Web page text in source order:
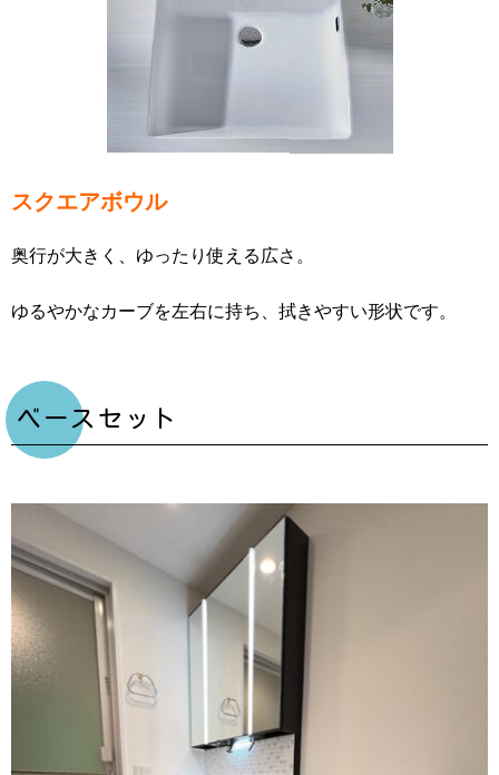
スクエアボウル
奥行が大きく、ゆったり使える広さ。
ゆるやかなカーブを左右に持ち、拭きやすい形状です。
ベースセット